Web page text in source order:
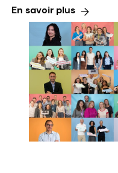
En savoir plus